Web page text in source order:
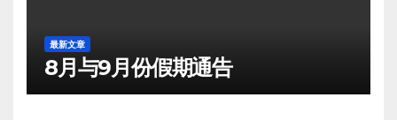
最新文章
8月与9月份假期通告